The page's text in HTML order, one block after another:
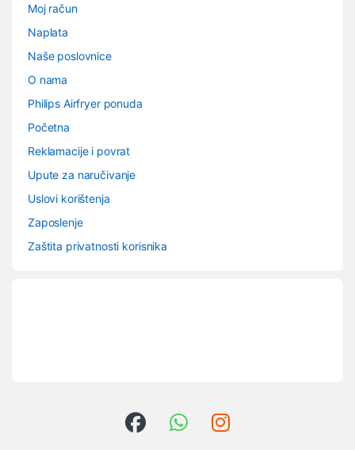
Moj račun
Naplata
Naše poslovnice
O nama
Philips Airfryer ponuda
Početna
Reklamacije i povrat
Upute za naručivanje
Uslovi korištenja
Zaposlenje
Zaštita privatnosti korisnika